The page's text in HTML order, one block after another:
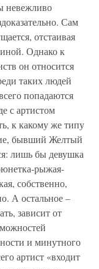
невежливо
Сам
отстаивая
Однако к
он относится
таких людей
попадаются
с артистом
к какому же типу
бывший Желтый
лишь бы девушка
рыжая-
собственно,
А остальное –
зависит от
и минутного
артист «входит